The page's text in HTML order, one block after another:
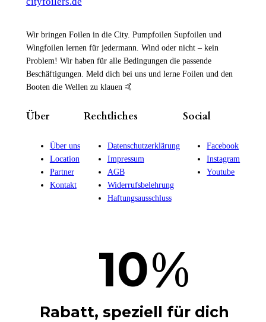
Wir bringen Foilen in die City. Pumpfoilen Supfoilen und
Wingfoilen lernen für jedermann. Wind oder nicht – kein
Problem! Wir haben für alle Bedingungen die passende
Beschäftigungen. Meld dich bei uns und lerne Foilen und den
Booten die Wellen zu klauen 🤙
Über
Über uns
Location
Partner
Kontakt
Rechtliches
Datenschutzerklärung
Impressum
AGB
Widerrufsbelehrung
Haftungsausschluss
Social
Facebook
Instagram
Youtube
10%
Rabatt, speziell für dich